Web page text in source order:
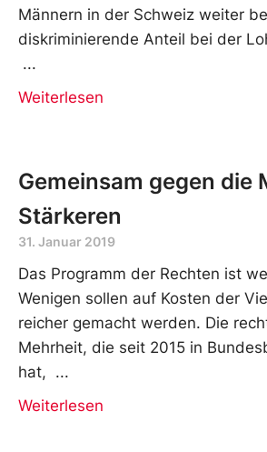
Männern in der Schweiz weiter
diskriminierende Anteil bei der
Weiterlesen
Gemeinsam gegen die
Stärkeren
31. Januar 2019
Das Programm der Rechten ist
Wenigen sollen auf Kosten der
reicher gemacht werden. Die
Mehrheit, die seit 2015 in
hat,
Weiterlesen